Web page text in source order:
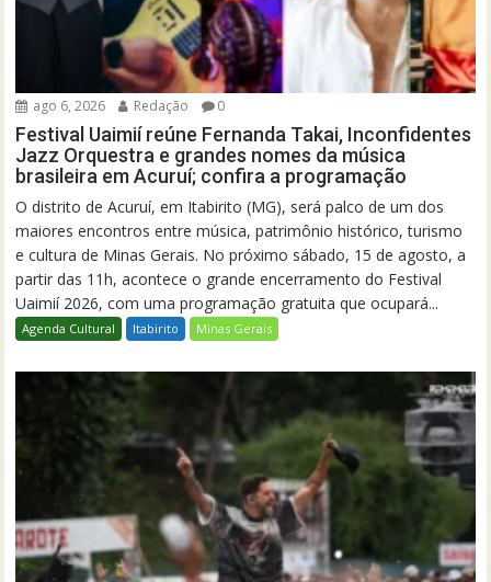
ago 6, 2026 Redação 0
Festival Uaimií reúne Fernanda Takai, Inconfidentes
Jazz Orquestra e grandes nomes da música
brasileira em Acuruí; confira a programação
O distrito de Acuruí, em Itabirito (MG), será palco de um dos
maiores encontros entre música, patrimônio histórico, turismo
e cultura de Minas Gerais. No próximo sábado, 15 de agosto, a
partir das 11h, acontece o grande encerramento do Festival
Uaimií 2026, com uma programação gratuita que ocupará...
Agenda Cultural Itabirito Minas Gerais